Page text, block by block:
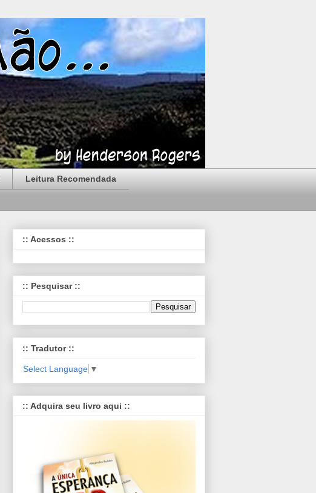
Leitura Recomendada
:: Acessos ::
:: Pesquisar ::
:: Tradutor ::
Select Language ▼
:: Adquira seu livro aqui ::